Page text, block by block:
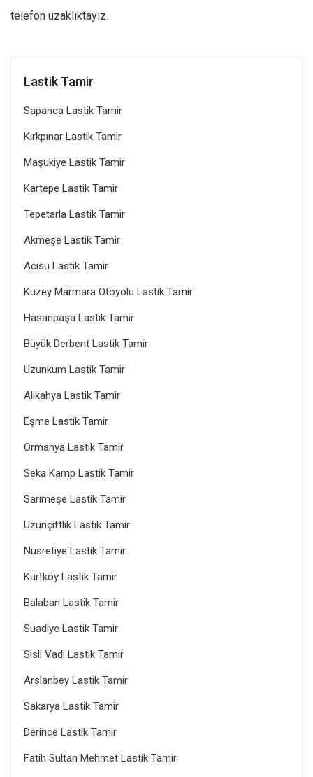
telefon uzaklıktayız.
Lastik Tamir
Sapanca Lastik Tamir
Kırkpınar Lastik Tamir
Maşukiye Lastik Tamir
Kartepe Lastik Tamir
Tepetarla Lastik Tamir
Akmeşe Lastik Tamir
Acısu Lastik Tamir
Kuzey Marmara Otoyolu Lastik Tamir
Hasanpaşa Lastik Tamir
Büyük Derbent Lastik Tamir
Uzunkum Lastik Tamir
Alikahya Lastik Tamir
Eşme Lastik Tamir
Ormanya Lastik Tamir
Seka Kamp Lastik Tamir
Sarımeşe Lastik Tamir
Uzunçiftlik Lastik Tamir
Nusretiye Lastik Tamir
Kurtköy Lastik Tamir
Balaban Lastik Tamir
Suadiye Lastik Tamir
Sisli Vadi Lastik Tamir
Arslanbey Lastik Tamir
Sakarya Lastik Tamir
Derince Lastik Tamir
Fatih Sultan Mehmet Lastik Tamir